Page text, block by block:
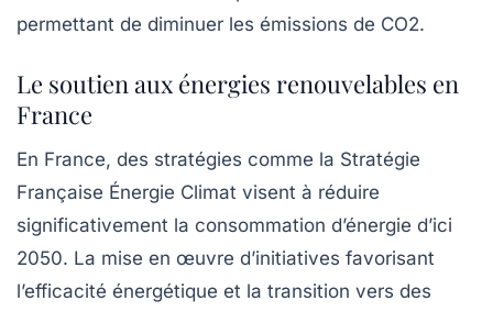
permettant de diminuer les émissions de CO2.
Le soutien aux énergies renouvelables en
France
En France, des stratégies comme la Stratégie
Française Énergie Climat visent à réduire
significativement la consommation d’énergie d’ici
2050. La mise en œuvre d’initiatives favorisant
l’efficacité énergétique et la transition vers des